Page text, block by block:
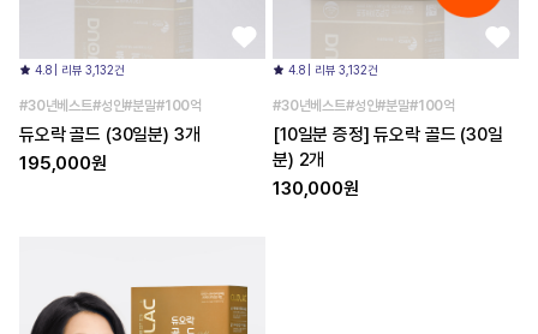
4.8 | 리뷰 3,132건
#30년베스트#성인#분말#100억
듀오락 골드 (30일분) 3개
195,000원
4.8 | 리뷰 3,132건
#30년베스트#성인#분말#100억
[10일분 증정] 듀오락 골드 (30일
분) 2개
130,000원